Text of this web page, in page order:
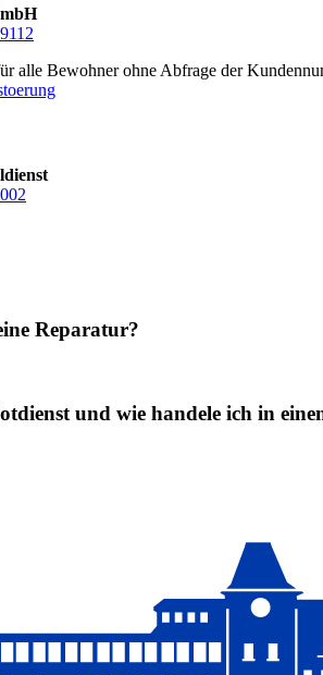
alle Bewohner ohne Abfrage der
Reparatur?
und wie handele ich in